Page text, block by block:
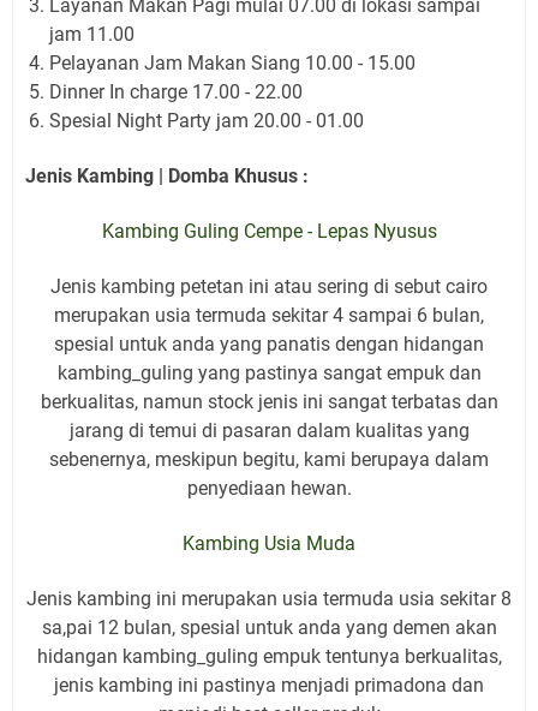
Layanan Makan Pagi mulai 07.00 di lokasi sampai
jam 11.00
Pelayanan Jam Makan Siang 10.00 - 15.00
Dinner In charge 17.00 - 22.00
Spesial Night Party jam 20.00 - 01.00
Jenis Kambing | Domba Khusus :
Kambing Guling Cempe - Lepas Nyusus
Jenis kambing petetan ini atau sering di sebut cairo
merupakan usia termuda sekitar 4 sampai 6 bulan,
spesial untuk anda yang panatis dengan hidangan
kambing_guling yang pastinya sangat empuk dan
berkualitas, namun stock jenis ini sangat terbatas dan
jarang di temui di pasaran dalam kualitas yang
sebenernya, meskipun begitu, kami berupaya dalam
penyediaan hewan.
Kambing Usia Muda
Jenis kambing ini merupakan usia termuda usia sekitar 8
sa,pai 12 bulan, spesial untuk anda yang demen akan
hidangan kambing_guling empuk tentunya berkualitas,
jenis kambing ini pastinya menjadi primadona dan